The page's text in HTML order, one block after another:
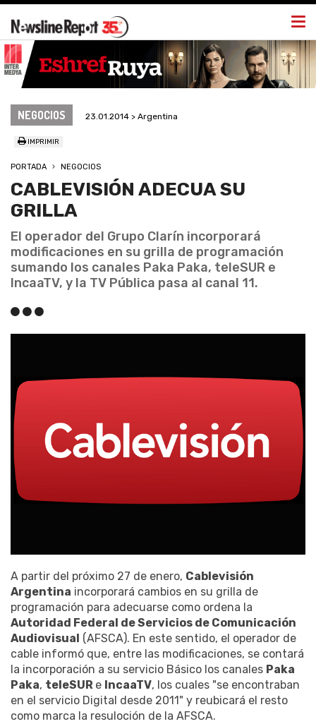
NEGOCIOS 23.01.2014 > Argentina
IMPRIMIR
PORTADA NEGOCIOS
CABLEVISIÓN ADECUA SU
GRILLA
El operador del Grupo Clarín incorporará
modificaciones en su grilla de programación
sumando los canales Paka Paka, teleSUR e
IncaaTV, y la TV Pública pasa al canal 11.
A partir del próximo 27 de enero, Cablevisión
Argentina incorporará cambios en su grilla de
programación para adecuarse como ordena la
Autoridad Federal de Servicios de Comunicación
Audiovisual (AFSCA). En este sentido, el operador de
cable informó que, entre las modificaciones, se contará
la incorporación a su servicio Básico los canales Paka
Paka, teleSUR e IncaaTV, los cuales "se encontraban
en el servicio Digital desde 2011" y reubicará el resto
como marca la resuloción de la AFSCA.